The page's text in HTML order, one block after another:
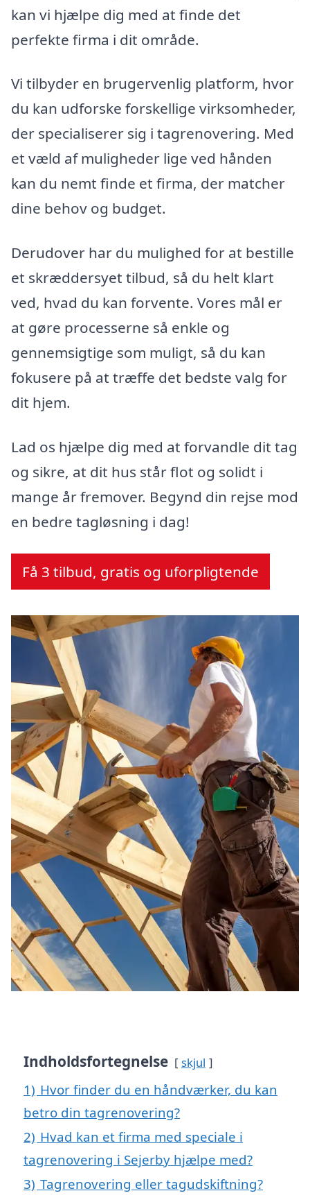
kan vi hjælpe dig med at finde det
perfekte firma i dit område.
Vi tilbyder en brugervenlig platform, hvor
du kan udforske forskellige virksomheder,
der specialiserer sig i tagrenovering. Med
et væld af muligheder lige ved hånden
kan du nemt finde et firma, der matcher
dine behov og budget.
Derudover har du mulighed for at bestille
et skræddersyet tilbud, så du helt klart
ved, hvad du kan forvente. Vores mål er
at gøre processerne så enkle og
gennemsigtige som muligt, så du kan
fokusere på at træffe det bedste valg for
dit hjem.
Lad os hjælpe dig med at forvandle dit tag
og sikre, at dit hus står flot og solidt i
mange år fremover. Begynd din rejse mod
en bedre tagløsning i dag!
Få 3 tilbud, gratis og uforpligtende
Indholdsfortegnelse skjul
1) Hvor finder du en håndværker, du kan
betro din tagrenovering?
2) Hvad kan et firma med speciale i
tagrenovering i Sejerby hjælpe med?
3) Tagrenovering eller tagudskiftning?